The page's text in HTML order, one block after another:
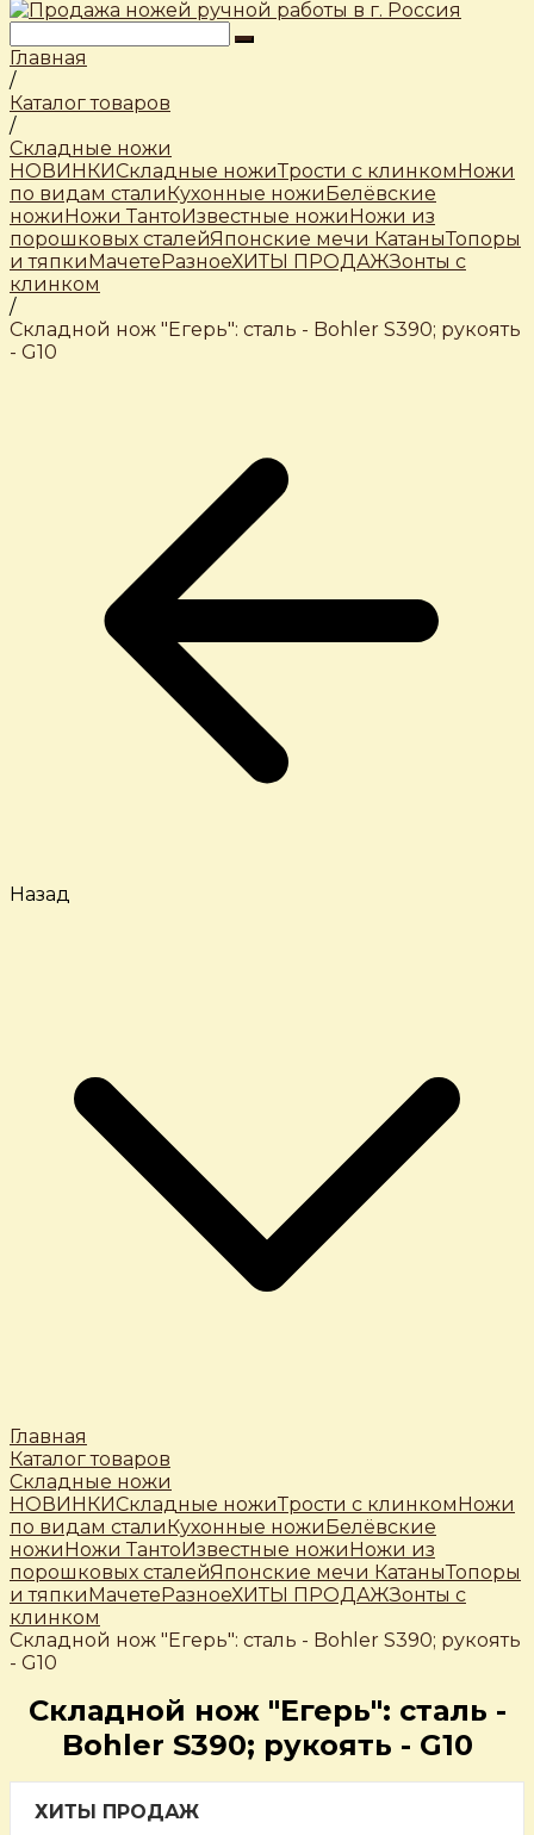
Главная
/
Каталог товаров
/
Складные ножи
НОВИНКИСкладные ножиТрости c клинкомНожи
по видам сталиКухонные ножиБелёвские
ножиНожи ТантоИзвестные ножиНожи из
порошковых сталейЯпонские мечи КатаныТопоры
и тяпкиМачетеРазноеХИТЫ ПРОДАЖЗонты с
клинком
/
Складной нож "Егерь": сталь - Bohler S390; рукоять
- G10
Назад
Главная
Каталог товаров
Складные ножи
НОВИНКИСкладные ножиТрости c клинкомНожи
по видам сталиКухонные ножиБелёвские
ножиНожи ТантоИзвестные ножиНожи из
порошковых сталейЯпонские мечи КатаныТопоры
и тяпкиМачетеРазноеХИТЫ ПРОДАЖЗонты с
клинком
Складной нож "Егерь": сталь - Bohler S390; рукоять
- G10
Складной нож "Егерь": сталь -
Bohler S390; рукоять - G10
ХИТЫ ПРОДАЖ